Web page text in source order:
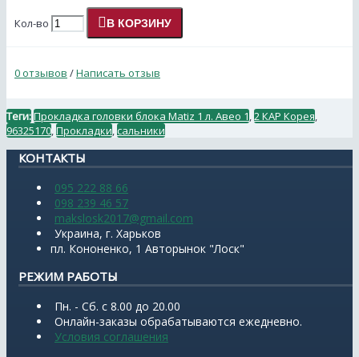
Кол-во В КОРЗИНУ
0 отзывов /Написать отзыв
Теги:Прокладка головки блока Matiz 1 л. Авео 1 2 КАР Корея
96325170 Прокладки сальники
КОНТАКТЫ
095 222 88 66
098 239 46 57
makslosk2017@gmail.com
Украина, г. Харьков
пл. Кононенко, 1 Авторынок "Лоск"
РЕЖИМ РАБОТЫ
Пн. - Сб. с 8.00 до 20.00
Онлайн-заказы обрабатываются ежедневно.
Условия соглашения